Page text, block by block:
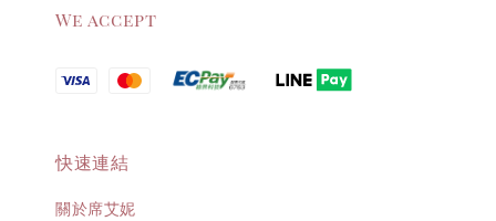
We accept
快速連結
關於席艾妮